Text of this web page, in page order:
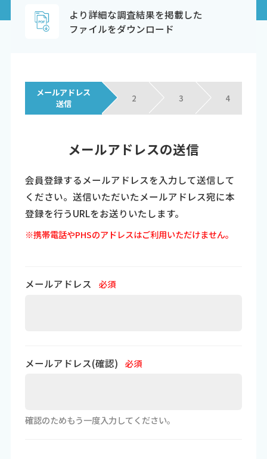
より詳細な調査結果を掲載した
ファイルをダウンロード
メールアドレス
送信
2 3 4
メールアドレスの送信
会員登録するメールアドレスを入力して送信して
ください。 送信いただいたメールアドレス宛に本
登録を行うURLをお送りいたします。
※携帯電話やPHSのアドレスはご利用いただけません。
メールアドレス 必須
メールアドレス(確認) 必須
確認のためもう一度入力してください。